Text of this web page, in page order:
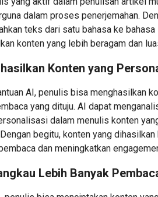
dalam proses penerjemahan.
teks dari satu bahasa ke
konten yang lebih beragam dan
Konten yang
AI, penulis bisa menghasilkan
yang dituju. AI dapat
dalam menulis konten
begitu, konten yang
dan meningkatkan
Lebih Banyak